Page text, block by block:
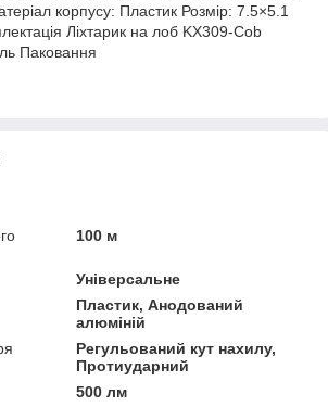
корпусу: Пластик Розмір: 7.5×5.1
Ліхтарик на лоб KX309-Cob
Паковання
100 м
Універсальне
Пластик, Анодований
алюміній
Регульований кут нахилу,
Протиударний
500 лм